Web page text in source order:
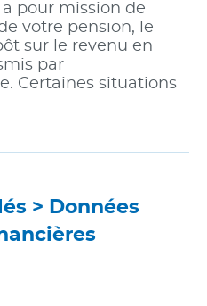
a pour mission de
votre pension, le
sur le revenu en
par
Certaines situations
> Données